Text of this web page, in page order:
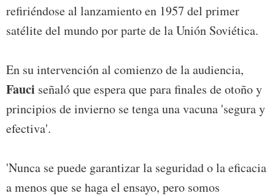
refiriéndose al lanzamiento en 1957 del primer
satélite del mundo por parte de la Unión Soviética.
En su intervención al comienzo de la audiencia,
Fauci señaló que espera que para finales de otoño y
principios de invierno se tenga una vacuna 'segura y
efectiva'.
'Nunca se puede garantizar la seguridad o la eficacia
a menos que se haga el ensayo, pero somos